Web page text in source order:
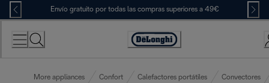
Skip
to
Content
Envío gratuito por todas las compras superiores a 49€
Accessibility
More appliances Confort Calefactores portátiles Convectores